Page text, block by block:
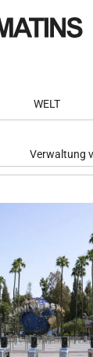
WELT
Verwaltung